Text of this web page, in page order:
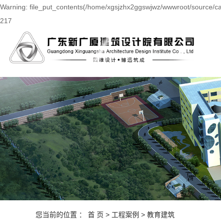
Warning: file_put_contents(/home/xgsjzhx2ggswjwz/wwwroot/
217
您当前的位置 ： 首 页 > 工程案例 > 教育建筑